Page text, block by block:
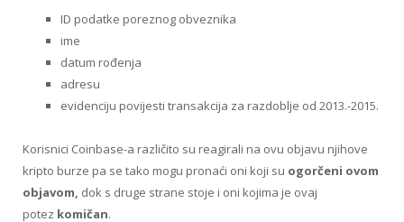
ID podatke poreznog obveznika
ime
datum rođenja
adresu
evidenciju povijesti transakcija za razdoblje od 2013.-2015.
Korisnici Coinbase-a različito su reagirali na ovu objavu njihove
kripto burze pa se tako mogu pronaći oni koji su ogorčeni ovom
objavom, dok s druge strane stoje i oni kojima je ovaj
potez komičan.